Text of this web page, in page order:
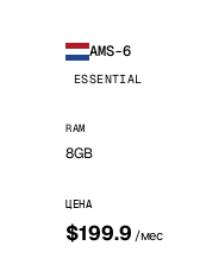
AMS-6
ESSENTIAL
RAM
8GB
ЦЕНА
$199.9 /мес